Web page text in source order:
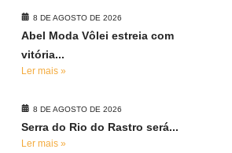
8 DE AGOSTO DE 2026
Abel Moda Vôlei estreia com
vitória...
Ler mais »
8 DE AGOSTO DE 2026
Serra do Rio do Rastro será...
Ler mais »